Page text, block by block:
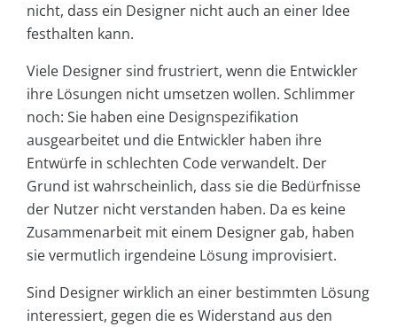
nicht, dass ein Designer nicht auch an einer Idee
festhalten kann.
Viele Designer sind frustriert, wenn die Entwickler
ihre Lösungen nicht umsetzen wollen. Schlimmer
noch: Sie haben eine Designspezifikation
ausgearbeitet und die Entwickler haben ihre
Entwürfe in schlechten Code verwandelt. Der
Grund ist wahrscheinlich, dass sie die Bedürfnisse
der Nutzer nicht verstanden haben. Da es keine
Zusammenarbeit mit einem Designer gab, haben
sie vermutlich irgendeine Lösung improvisiert.
Sind Designer wirklich an einer bestimmten Lösung
interessiert, gegen die es Widerstand aus den